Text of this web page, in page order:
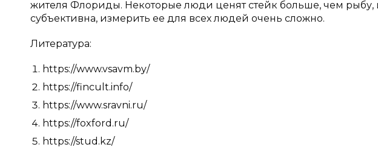
жителя Флориды. Некоторые люди ценят стейк больше, чем рыбу,
субъективна, измерить ее для всех людей очень сложно.
Литература:
https://www.vsavm.by/
https://fincult.info/
https://www.sravni.ru/
https://foxford.ru/
https://stud.kz/